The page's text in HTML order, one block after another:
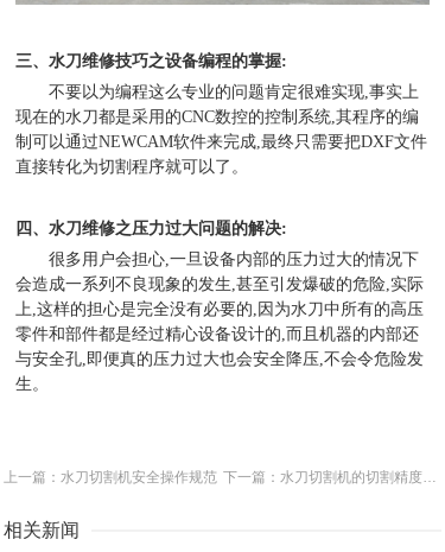
三、水刀维修技巧之设备编程的掌握:
不要以为编程这么专业的问题肯定很难实现,事实上
现在的水刀都是采用的CNC数控的控制系统,其程序的编
制可以通过NEWCAM软件来完成,最终只需要把DXF文件
直接转化为切割程序就可以了。
四、水刀维修之压力过大问题的解决:
很多用户会担心,一旦设备内部的压力过大的情况下
会造成一系列不良现象的发生,甚至引发爆破的危险,实际
上,这样的担心是完全没有必要的,因为水刀中所有的高压
零件和部件都是经过精心设备设计的,而且机器的内部还
与安全孔,即便真的压力过大也会安全降压,不会令危险发
生。
上一篇：水刀切割机安全操作规范 下一篇：水刀切割机的切割精度和厚度是多少
相关新闻